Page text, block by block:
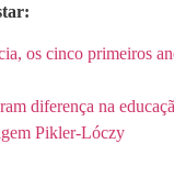
os cinco primeiros
diferença na
Pikler-Lóczy